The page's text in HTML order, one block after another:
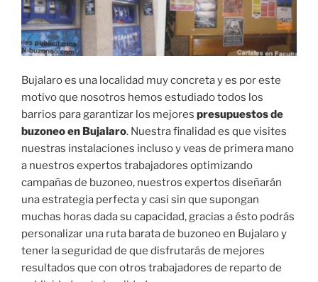
Bujalaro es una localidad muy concreta y es por este
motivo que nosotros hemos estudiado todos los
barrios para garantizar los mejores presupuestos de
buzoneo en Bujalaro. Nuestra finalidad es que visites
nuestras instalaciones incluso y veas de primera mano
a nuestros expertos trabajadores optimizando
campañas de buzoneo, nuestros expertos diseñarán
una estrategia perfecta y casi sin que supongan
muchas horas dada su capacidad, gracias a ésto podrás
personalizar una ruta barata de buzoneo en Bujalaro y
tener la seguridad de que disfrutarás de mejores
resultados que con otros trabajadores de reparto de